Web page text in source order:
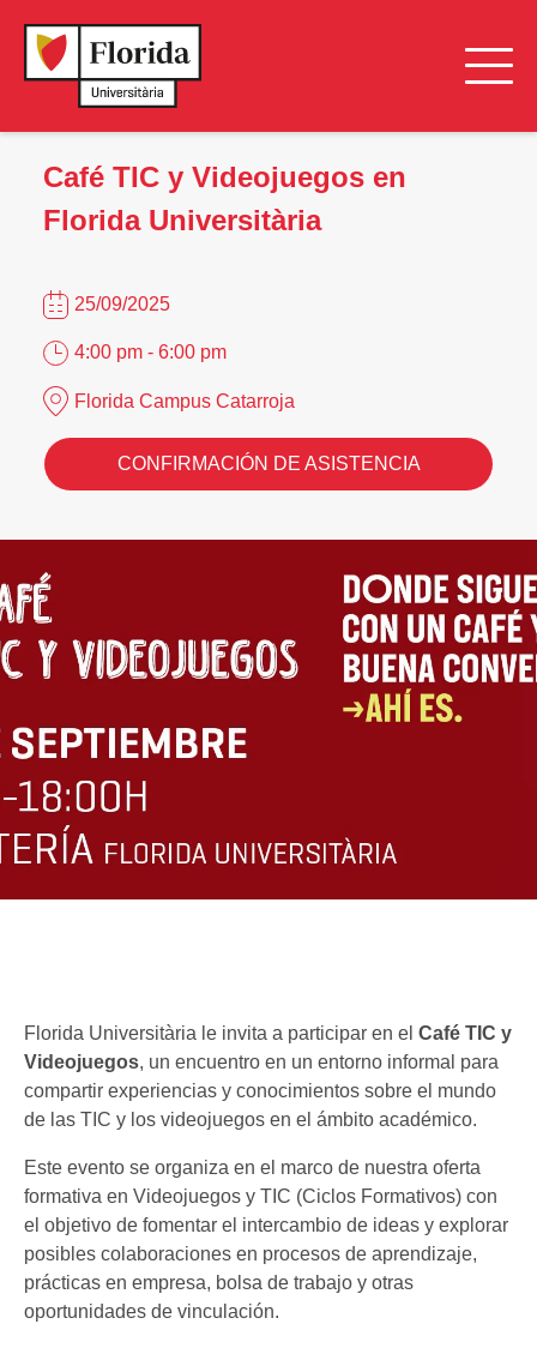
Café TIC y Videojuegos en
Florida Universitària
25/09/2025
4:00 pm - 6:00 pm
Florida Campus Catarroja
CONFIRMACIÓN DE ASISTENCIA
Florida Universitària le invita a participar en el Café TIC y
Videojuegos, un encuentro en un entorno informal para
compartir experiencias y conocimientos sobre el mundo
de las TIC y los videojuegos en el ámbito académico.
Este evento se organiza en el marco de nuestra oferta
formativa en Videojuegos y TIC (Ciclos Formativos) con
el objetivo de fomentar el intercambio de ideas y explorar
posibles colaboraciones en procesos de aprendizaje,
prácticas en empresa, bolsa de trabajo y otras
oportunidades de vinculación.